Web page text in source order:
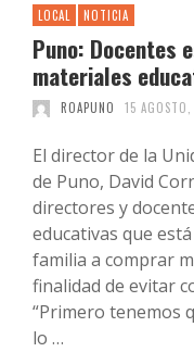
LOCAL NOTICIA
Puno: Docentes
materiales
ROAPUNO 15
El director de la
de Puno, David
directores y
educativas que
familia a comprar
finalidad de evitar
“Primero tenemos
lo …